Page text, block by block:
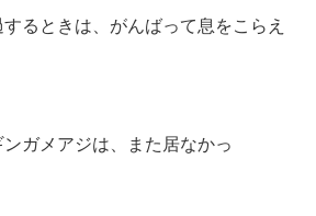
るときは、がんばって息をこらえ
ンガメアジは、また居なかっ